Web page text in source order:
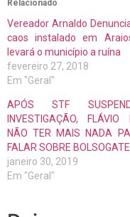
Relacionado
Vereador Arnaldo
caos instalado em
levará o município a ruína
fevereiro 27, 2018
Em "Geral"
APÓS STF
INVESTIGAÇÃO, FLÁVIO
NÃO TER MAIS NADA
FALAR SOBRE BOLSOGATE
janeiro 30, 2019
Em "Geral"